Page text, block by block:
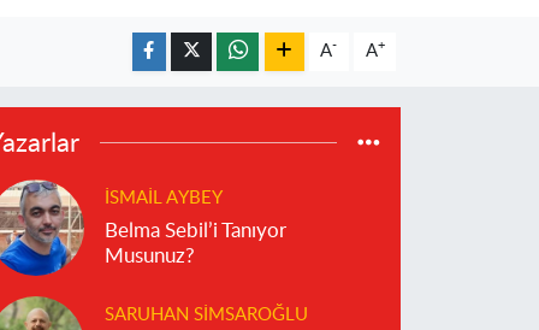
A- A+
İSMAIL AYBEY
Belma Sebil’i Tanıyor
Musunuz?
SARUHAN SIMSAROĞLU